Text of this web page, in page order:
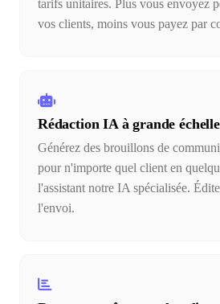
tarifs unitaires. Plus vous envoyez
vos clients, moins vous payez par
Rédaction IA à grande échelle
Générez des brouillons de
pour n'importe quel client en
l'assistant notre IA spécialisée.
l'envoi.